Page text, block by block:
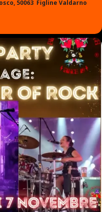
50063 Figline Valdarno